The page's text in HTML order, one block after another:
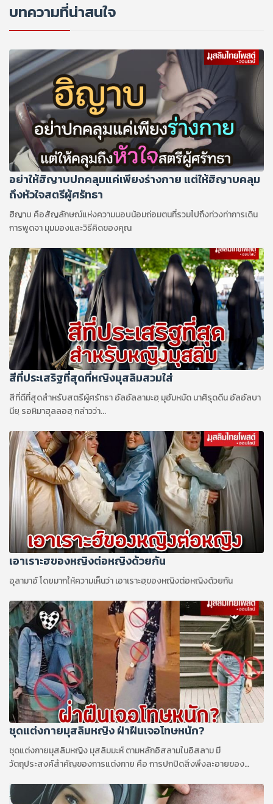
บทความที่น่าสนใจ
อย่าให้ฮิญาบปกคลุมแค่เพียงร่างกาย แต่ให้ฮิญาบคลุม
ถึงหัวใจสตรีผู้ศรัทธา
ฮิญาบ คือสัญลักษณ์แห่งความนอบน้อมถ่อมตนที่รวมไปถึงท่วงท่าการเดิน
การพูดจา มุมมองและวิธีคิดของคุณ
สีที่ประเสริฐที่สุดที่หญิงมุสลิมสวมใส่
สีที่ดีที่สุดสำหรับสตรีผู้ศรัทธา อัลอัลลามะฮฺ มุฮัมหมัด นาศิรุดดีน อัลอัลบา
นียฺ รอหิมาฮุลลอฮฺ กล่าวว่า...
เอาเราะฮของหญิงต่อหญิงด้วยกัน
อุลามาอ์ โดยมากให้ความเห็นว่า เอาเราะฮฺของหญิงต่อหญิงด้วยกัน
ชุดแต่งกายมุสลิมหญิง ฝ่าฝืนเจอโทษหนัก?
ชุดแต่งกายมุสลิมหญิง มุสลิมมะห์ ตามหลักอิสลามในอิสลาม มี
วัตถุประสงค์สำคัญของการแต่งกาย คือ การปกปิดสิ่งพึงละอายของ